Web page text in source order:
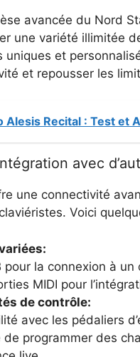
avancée du Nord
une variété illimitée
uniques et
et repousser les
Alesis Recital : Test et
avec
une connectivité
Voici
pour la connexion à
MIDI pour
de contrôle:
avec les pédaliers
de programmer des